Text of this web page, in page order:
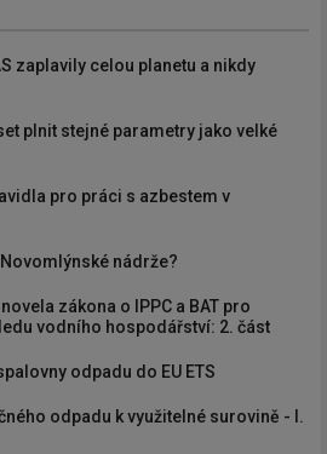
zaplavily celou planetu a nikdy
plnit stejné parametry jako velké
pro práci s azbestem v
nádrže?
zákona o IPPC a BAT pro
vodního hospodářství: 2. část
odpadu do EU ETS
odpadu k využitelné surovině - I.